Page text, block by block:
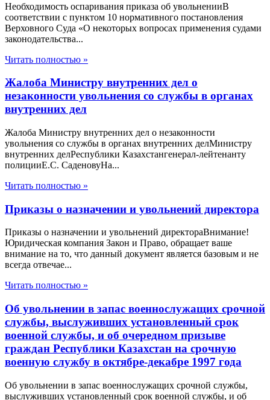
Необходимость оспаривания приказа об увольненииВ
соответствии с пунктом 10 нормативного постановления
Верховного Суда «О некоторых вопросах применения судами
законодательства...
Читать полностью »
Жалоба Министру внутренних дел о
незаконности увольнения со службы в органах
внутренних дел
Жалоба Министру внутренних дел о незаконности
увольнения со службы в органах внутренних делМинистру
внутренних делРеспублики Казахстангенерал-лейтенанту
полицииЕ.С. СаденовуНа...
Читать полностью »
Приказы о назначении и увольнений директора
Приказы о назначении и увольнений директораВнимание!
Юридическая компания Закон и Право, обращает ваше
внимание на то, что данный документ является базовым и не
всегда отвечае...
Читать полностью »
Об увольнении в запас военнослужащих срочной
службы, выслуживших установленный срок
военной службы, и об очередном призыве
граждан Республики Казахстан на срочную
военную службу в октябре-декабре 1997 года
Об увольнении в запас военнослужащих срочной службы,
выслуживших установленный срок военной службы, и об